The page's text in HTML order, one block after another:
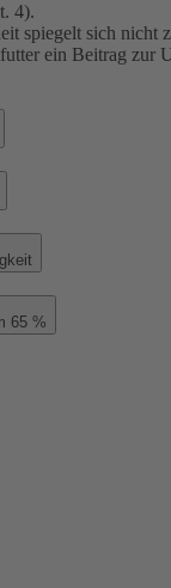
4).
spiegelt sich nicht
ein Beitrag
65 %